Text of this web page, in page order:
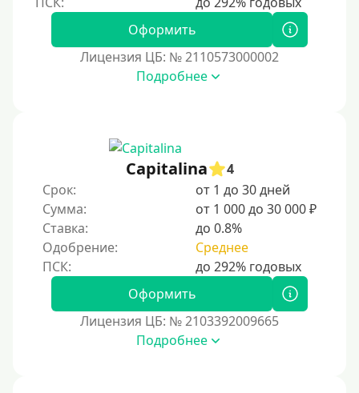
Безработным
Даже бомжам
Без упоминания места трудоустройства
Для граждан других стран, проживающих в
Для иностранных граждан, проживающих в
Кыргызстане
Для граждан Таджикистана, находящихся за рубежом
Для граждан Беларуси, приезжающих из-за рубежа
Для иностранцев, проживающих в Армении
Для граждан Узбекистана, проживающих за рубежом
Для граждан СНГ
Оформить
Лицензия ЦБ: № 2110573000002
Подробнее
Capitalina
4
Срок:
от 1 до 30 дней
Сумма:
от 1 000 до 30 000 ₽
Ставка:
до 0.8%
Одобрение:
Среднее
Оформить
Лицензия ЦБ: № 2103392009665
Подробнее